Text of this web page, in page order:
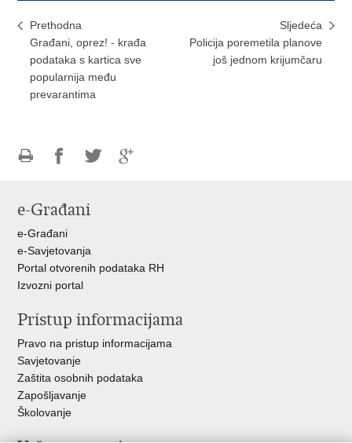
Prethodna
Građani, oprez! - krađa
podataka s kartica sve
popularnija među
prevarantima
Sljedeća
Policija poremetila planove
još jednom krijumčaru
FacebookuTwitteru
e-Građani
e-Građani
e-Savjetovanja
Portal otvorenih podataka RH
Izvozni portal
Pristup informacijama
Pravo na pristup informacijama
Savjetovanje
Zaštita osobnih podataka
Zapošljavanje
Školovanje